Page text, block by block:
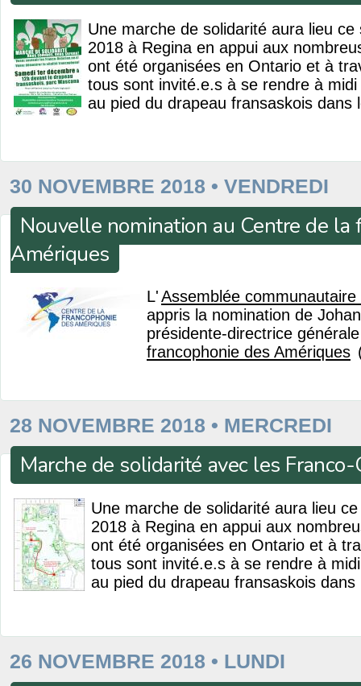
Une marche de solidarité aura lieu ce
2018 à Regina en appui aux
ont été organisées en Ontario et à
tous sont invité.e.s à se rendre à
au pied du drapeau fransaskois dans
30 NOVEMBRE 2018 • VENDREDI
Nouvelle nomination au Centre de la
Amériques
L'Assemblée
appris la nomination de
présidente-directrice
francophonie des Amériques
28 NOVEMBRE 2018 • MERCREDI
Marche de solidarité avec les
Une marche de solidarité aura lieu
2018 à Regina en appui aux
ont été organisées en Ontario et à
tous sont invité.e.s à se rendre à
au pied du drapeau fransaskois
26 NOVEMBRE 2018 • LUNDI